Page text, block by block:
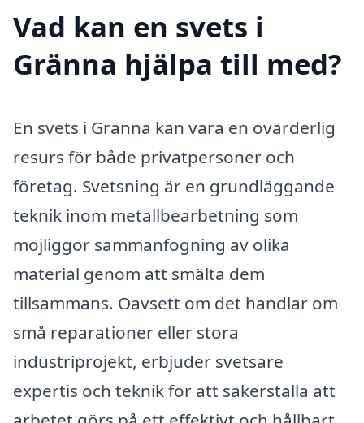
Vad kan en svets i
Gränna hjälpa till med?
En svets i Gränna kan vara en ovärderlig
resurs för både privatpersoner och
företag. Svetsning är en grundläggande
teknik inom metallbearbetning som
möjliggör sammanfogning av olika
material genom att smälta dem
tillsammans. Oavsett om det handlar om
små reparationer eller stora
industriprojekt, erbjuder svetsare
expertis och teknik för att säkerställa att